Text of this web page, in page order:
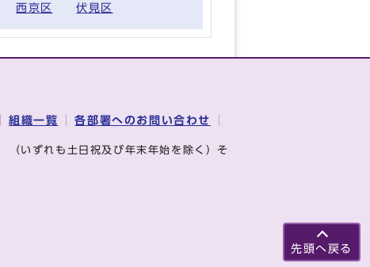
西京区 伏見区
先頭へ戻る
組織一覧 各部署へのお問い合わせ
（いずれも土日祝及び年末年始を除く）そ